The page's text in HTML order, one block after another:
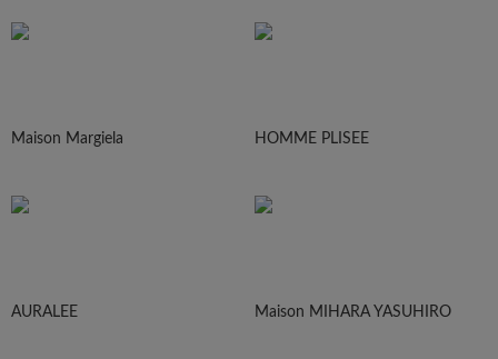
Maison Margiela HOMME PLISEE
AURALEE Maison MIHARA YASUHIRO